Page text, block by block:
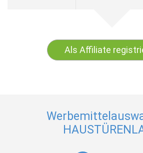
Als Affiliate